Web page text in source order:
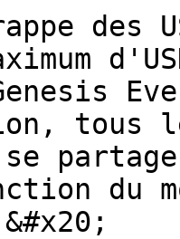
des
tous
du